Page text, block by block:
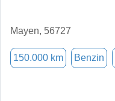
Mayen, 56727
150.000 km Benzin